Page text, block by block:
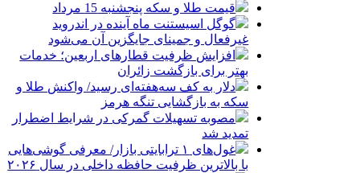
قیمت طلا و سکه پنجشنبه 15 مرداد
گوگل اسیستنت ماه آینده در اندروید
غیرفعال و جمینای جایگزین آن می‌شود
افزایش ظرفیت قطارهای اربعین؛ خدمات
بهتر برای بازگشت زائران
دلار به کف سه‌هفته‌ای رسید/ واکنش طلا و
سکه به بازگشایی تنگه هرمز
مصوبه تسهیلات گمرکی در شرایط اضطرار
تمدید شد
غول‌های ۱ ترابایتی بازار/ معرفی گوشی‌هایی
با بالاترین ظرفیت حافظه داخلی در سال ۲۰۲۶